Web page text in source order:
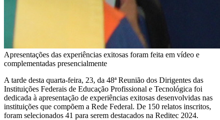
Apresentações das experiências exitosas foram feita em vídeo e
complementadas presencialmente
A tarde desta quarta-feira, 23, da 48ª Reunião dos Dirigentes das
Instituições Federais de Educação Profissional e Tecnológica foi
dedicada à apresentação de experiências exitosas desenvolvidas nas
instituições que compõem a Rede Federal. De 150 relatos inscritos,
foram selecionados 41 para serem destacados na Reditec 2024.